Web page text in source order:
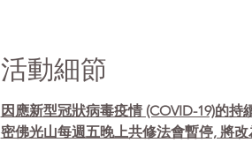
活動細節
因應新型冠狀病毒疫情 (COVID-19)的
密佛光山每週五晚上共修法會暫停, 將